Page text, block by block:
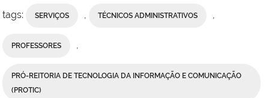
tags: SERVIÇOS TÉCNICOS ADMINISTRATIVOS
PROFESSORES
PRÓ-REITORIA DE TECNOLOGIA DA INFORMAÇÃO E COMUNICAÇÃO
(PROTIC)